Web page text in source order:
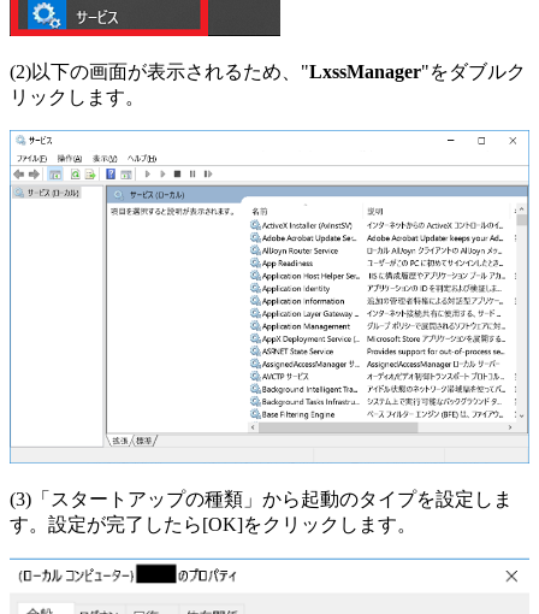
(2)以下の画面が表示されるため、"LxssManager"をダブルク
リックします。
(3)「スタートアップの種類」から起動のタイプを設定しま
す。設定が完了したら[OK]をクリックします。